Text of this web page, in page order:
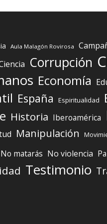
Aula Malagón Rovirosa
Corrupción
Economía
España Espiritualidad
Historia Iberoamérica
Manipulación
No matarás No violencia
Testimonio